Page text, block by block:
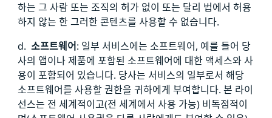
하는 그 사람 또는 조직의 허가 없이 또는 달리 법에서 허용
하지 않는 한 그러한 콘텐츠를 사용할 수 없습니다.
d. 소프트웨어: 일부 서비스에는 소프트웨어, 예를 들어 당
사의 앱이나 제품에 포함된 소프트웨어에 대한 액세스와 사
용이 포함되어 있습니다. 당사는 서비스의 일부로서 해당
소프트웨어를 사용할 권한을 귀하에게 부여합니다. 본 라이
선스는 전 세계적이고(전 세계에서 사용 가능) 비독점적이